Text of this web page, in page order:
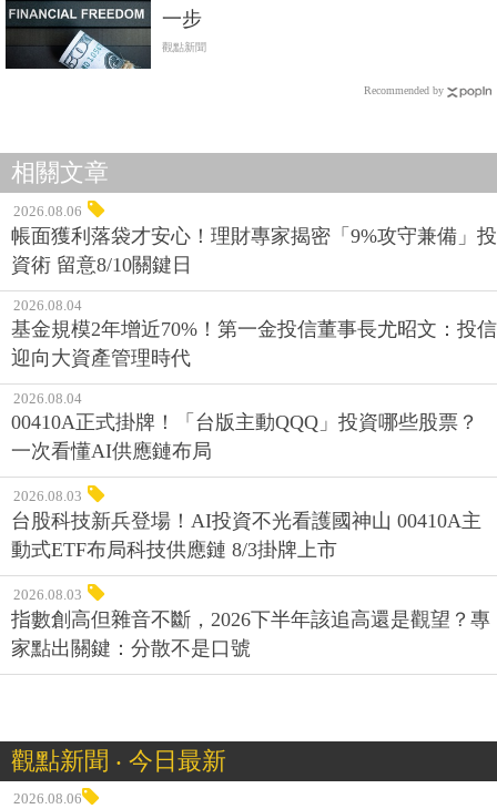
一步
觀點新聞
Recommended by
相關文章
2026.08.06
帳面獲利落袋才安心！理財專家揭密「9%攻守兼備」投
資術 留意8/10關鍵日
2026.08.04
基金規模2年增近70%！第一金投信董事長尤昭文：投信
迎向大資產管理時代
2026.08.04
00410A正式掛牌！「台版主動QQQ」投資哪些股票？
一次看懂AI供應鏈布局
2026.08.03
台股科技新兵登場！AI投資不光看護國神山 00410A主
動式ETF布局科技供應鏈 8/3掛牌上市
2026.08.03
指數創高但雜音不斷，2026下半年該追高還是觀望？專
家點出關鍵：分散不是口號
觀點新聞 ‧ 今日最新
2026.08.06